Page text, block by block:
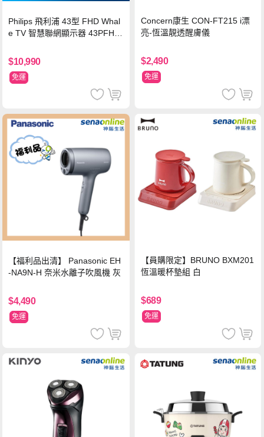
Philips 飛利浦 43型 FHD Whal
e TV 智慧聯網顯示器 43PFH6
$10,990
免運
Concern康生 CON-FT215 i漂
亮-恆溫靚透醒膚儀
$2,490
免運
【福利品出清】 Panasonic EH
-NA9N-H 奈米水離子吹風機 灰
$4,490
免運
【員購限定】BRUNO BXM201
恆溫暖杯墊組 白
$689
免運